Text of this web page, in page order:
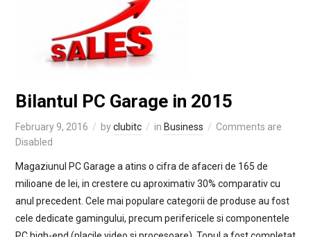
Bilantul PC Garage in 2015
February 9, 2016 byclubitc in Business
Comments are
Disabled
Magaziunul PC Garage a atins o cifra de afaceri de 165 de
milioane de lei, in crestere cu aproximativ 30% comparativ cu
anul precedent. Cele mai populare categorii de produse au fost
cele dedicate gamingului, precum perifericele si componentele